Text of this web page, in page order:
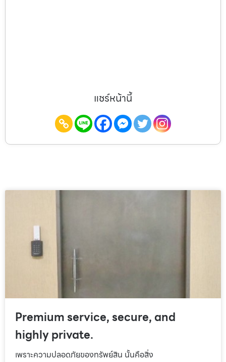
แชร์หน้านี้
Premium service, secure, and
highly private.
เพราะความปลอดภัยของทรัพย์สิน นั้นคือสิ่ง